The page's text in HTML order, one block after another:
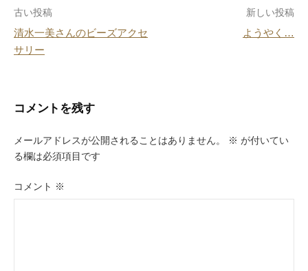
o
k
投
稿
ゲ
ー
シ
ョ
古い投稿
清水一美さんのビーズアクセ
サリー
新しい投稿
ようやく…
コメントを残す
メールアドレスが公開されることはありません。 ※ が付いてい
る欄は必須項目です
コメント ※